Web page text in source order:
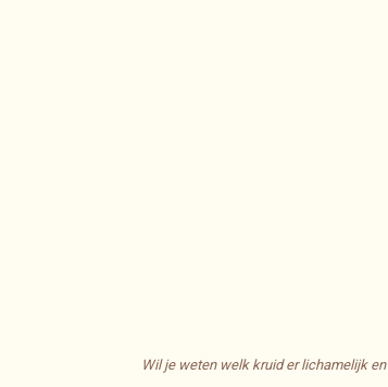
Wil je weten welk kruid er lichamelijk